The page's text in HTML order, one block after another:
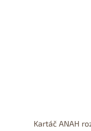
Kartáč ANAH